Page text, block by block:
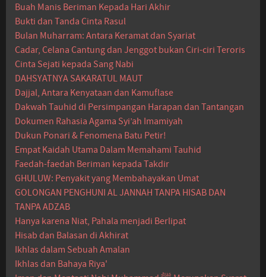
Buah Manis Beriman Kepada Hari Akhir
Bukti dan Tanda Cinta Rasul
Bulan Muharram: Antara Keramat dan Syariat
Cadar, Celana Cantung dan Jenggot bukan Ciri-ciri Teroris
Cinta Sejati kepada Sang Nabi
DAHSYATNYA SAKARATUL MAUT
Dajjal, Antara Kenyataan dan Kamuflase
Dakwah Tauhid di Persimpangan Harapan dan Tantangan
Dokumen Rahasia Agama Syi’ah Imamiyah
Dukun Ponari & Fenomena Batu Petir!
Empat Kaidah Utama Dalam Memahami Tauhid
Faedah-faedah Beriman kepada Takdir
GHULUW: Penyakit yang Membahayakan Umat
GOLONGAN PENGHUNI AL JANNAH TANPA HISAB DAN
TANPA ADZAB
Hanya karena Niat, Pahala menjadi Berlipat
Hisab dan Balasan di Akhirat
Ikhlas dalam Sebuah Amalan
Ikhlas dan Bahaya Riya'